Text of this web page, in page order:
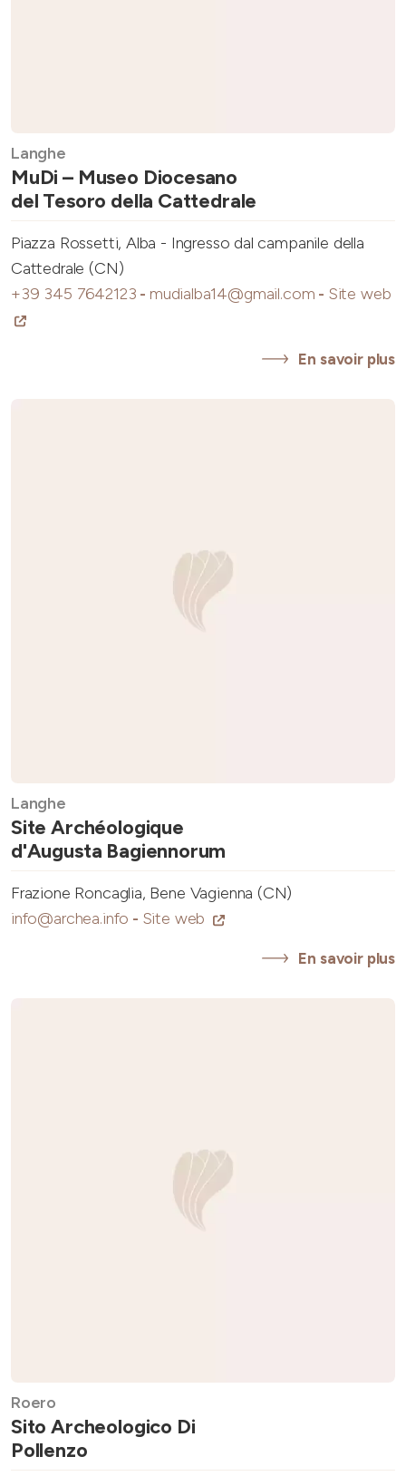
Langhe
MuDi – Museo Diocesano
del Tesoro della Cattedrale
Piazza Rossetti, Alba - Ingresso dal campanile della
Cattedrale (CN)
+39 345 7642123 - mudialba14@gmail.com - Site web
En savoir plus
Langhe
Site Archéologique
d'Augusta Bagiennorum
Frazione Roncaglia, Bene Vagienna (CN)
info@archea.info - Site web
En savoir plus
Roero
Sito Archeologico Di
Pollenzo